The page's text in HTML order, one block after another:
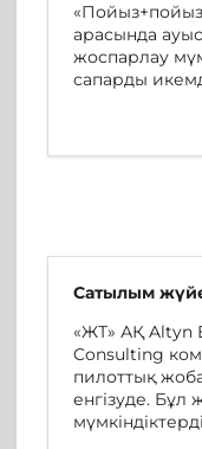
арасында
жоспарлау
сапарды
Сатылым
«ЖТ» АҚ Altyn
Consulting
пилоттық
енгізуде. Бұл